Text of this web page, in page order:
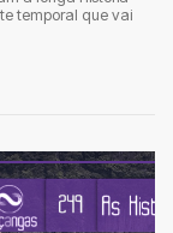
temporal que vai